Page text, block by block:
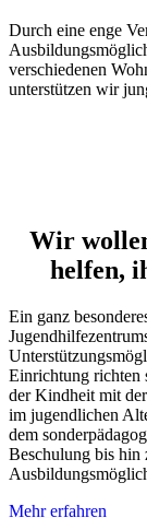
Durch eine enge
verschiedenen
unterstützen wir
Wir
helfen,
Ein ganz
Einrichtung richten
der Kindheit mit der
im jugendlichen
dem
Beschulung bis hin
Mehr erfahren